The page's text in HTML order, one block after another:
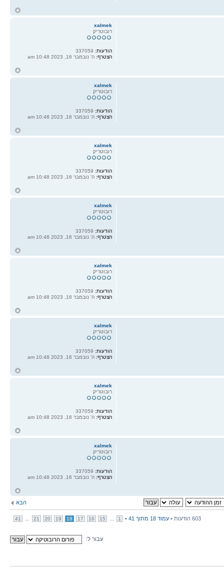
xalmek
רובוטריק
הודעות:337059
הצטרף:ה' נובמבר 16, 2023 10:48 am
xalmek
רובוטריק
הודעות:
הצטרף: ה' נובמבר 16, 2023 10:48 am
xalmek
רובוטריק
הודעות:337059
הצטרף:ה' נובמבר 16, 2023 10:48 am
xalmek
רובוטריק
הודעות:
הצטרף: ה' נובמבר 16, 2023 10:48 am
xalmek
רובוטריק
הודעות:337059
הצטרף:ה' נובמבר 16, 2023 10:48 am
xalmek
רובוטריק
הודעות:
הצטרף: ה' נובמבר 16, 2023 10:48 am
xalmek
רובוטריק
הודעות:337059
הצטרף:ה' נובמבר 16, 2023 10:48 am
xalmek
רובוטריק
הודעות:
הצטרף: ה' נובמבר 16, 2023 10:48 am
הבא
603 הודעות • עמוד 18 מתוך 41
•
1
15
16
17
18
19
20
21
41
עבור ל: